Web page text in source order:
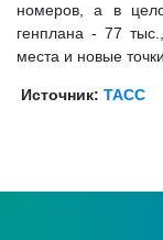
номеров, а в
генплана - 77
места и новые
Источник: ТАСС